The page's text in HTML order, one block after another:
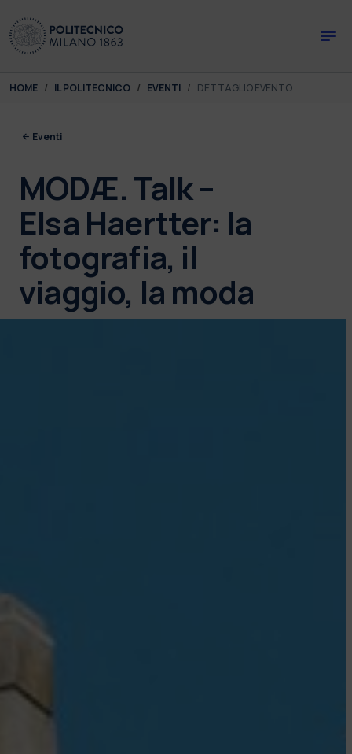
You are here:
HOME IL POLITECNICO EVENTI DETTAGLIO EVENTO
Eventi
MODÆ. Talk –
Elsa Haertter: la
fotografia, il
viaggio, la moda